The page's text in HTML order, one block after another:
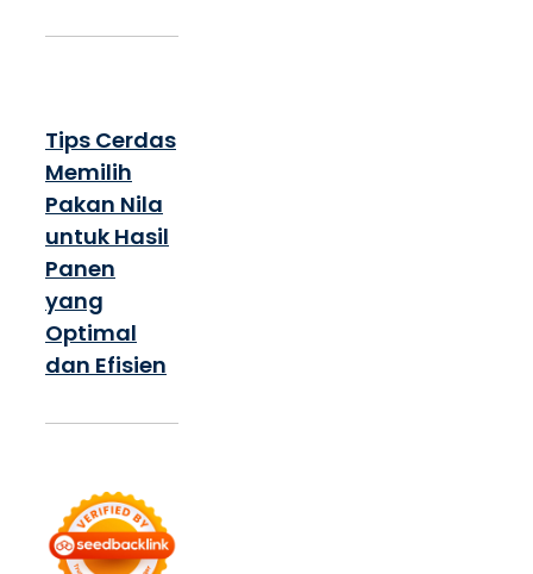
Tips Cerdas
Memilih
Pakan Nila
untuk Hasil
Panen
yang
Optimal
dan Efisien